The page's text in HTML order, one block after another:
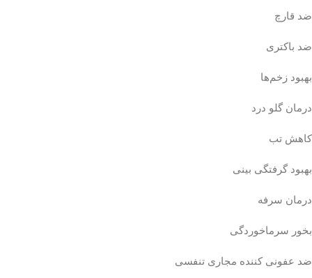
ضد قارچ
ضد باکتری
بهبود زخم‌ها
درمان گلو درد
کاهش تب
بهبود گرفتگی بینی
درمان سرفه
بخور سرماخوردگی
ضد عفونی کننده مجاری تنفسی